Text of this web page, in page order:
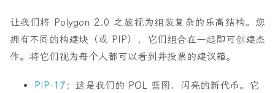
让我们将 Polygon 2.0 之旅视为组装复杂的乐高结构。您
拥有不同的构建块（或 PIP），它们组合在一起即可创建杰
作。将它们视为每个人都可以看到并投票的建议箱。
PIP-17 ：这是我们的 POL 蓝图，闪亮的新代币。它